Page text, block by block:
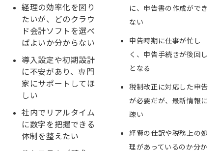
経理の効率化を図り
たいが、どのクラウ
ド会計ソフトを選べ
ばよいか分からない
導入設定や初期設計
に不安があり、専門
家にサポートしてほ
しい
社内でリアルタイム
に数字を把握できる
体制を整えたい
に、申告書の作成ができ
ない
申告時期に仕事が忙し
く、申告手続きが後回し
となる
税制改正に対応した申告
が必要だが、最新情報に
疎い
経費の仕訳や税務上の処
理があっているのか分か